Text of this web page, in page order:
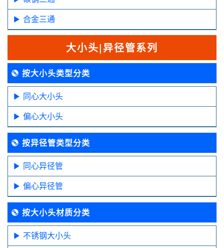
合金三通
大小头|异径管系列
按大小头类型分类
同心大小头
偏心大小头
按异径管类型分类
同心异径管
偏心异径管
按大小头材质分类
不锈钢大小头